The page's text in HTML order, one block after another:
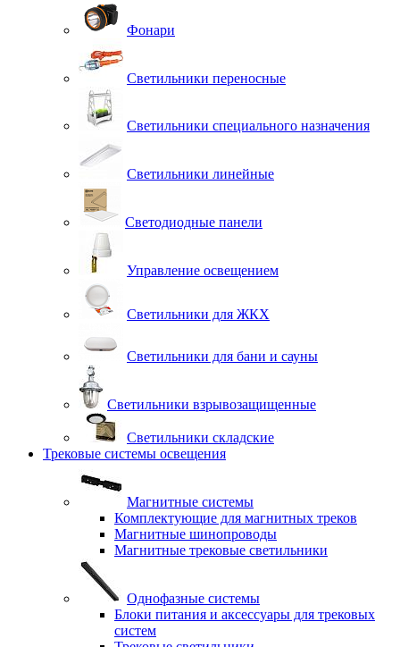
Фонари
Светильники переносные
Светильники специального назначения
Светильники линейные
Светодиодные панели
Управление освещением
Светильники для ЖКХ
Светильники для бани и сауны
Светильники взрывозащищенные
Светильники складские
Трековые системы освещения
Магнитные системы
Комплектующие для магнитных треков
Магнитные шинопроводы
Магнитные трековые светильники
Однофазные системы
Блоки питания и аксессуары для трековых
систем